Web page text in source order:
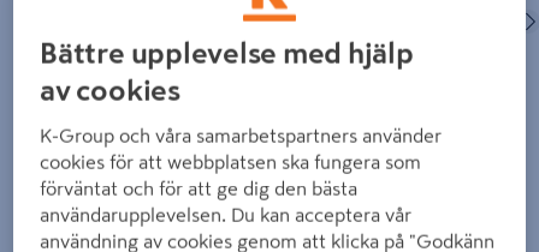
KABELTÅNG MILWAUKEE
VDE 160MM
739 kr / SB
Föregående
FALSTÅNG ONSITE 45GR
459 kr/ ST
Bättre upplevelse med hjälp
av cookies
K-Group och våra samarbetspartners använder
cookies för att webbplatsen ska fungera som
förväntat och för att ge dig den bästa
användarupplevelsen. Du kan acceptera vår
användning av cookies genom att klicka på "Godkänn